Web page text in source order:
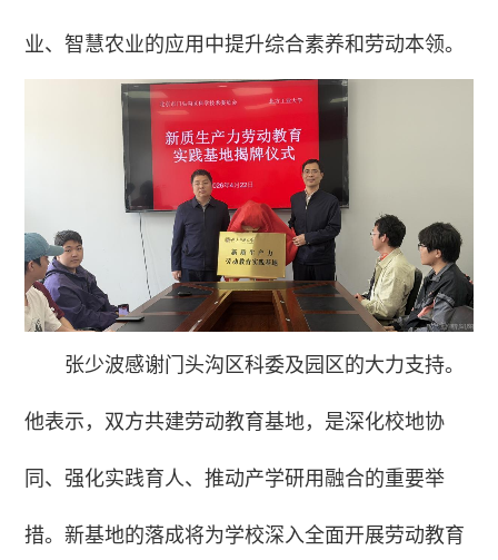
业、智慧农业的应用中提升综合素养和劳动本领。
张少波感谢门头沟区科委及园区的大力支持。
他表示，双方共建劳动教育基地，是深化校地协
同、强化实践育人、推动产学研用融合的重要举
措。新基地的落成将为学校深入全面开展劳动教育